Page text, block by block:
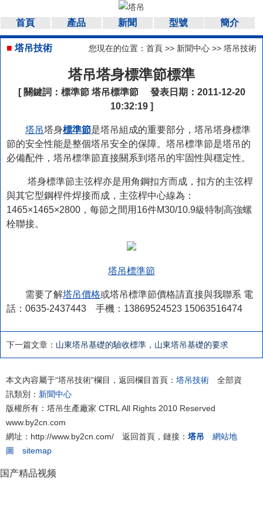
首頁 產品 新聞 型號 簡介
■ 塔吊技術 您現在的位置： 首頁 >> 新聞中心 >> 塔吊技術
塔吊塔身標準節標準
[ 關鍵詞： 標準節 塔吊標準節發表日期：2011-12-20
10:32:19 ]
塔吊塔身標準節是塔吊組成的重要部分，塔吊塔身標準
節的安全性能是整個塔吊安全的保障。塔吊標準節是塔吊的
必備配件，塔吊標準節直接關系到塔吊的牢固性與穩定性。
塔身標準節主弦桿亦是用角鋼扣方而成，扣方的主弦桿
與其它型鋼桿件焊接而成，主弦桿中心線為：
1465×1465×2800，每節之間用16件M30/10.9級特制高強螺
栓聯接。
塔吊標準節
需要了解塔吊價格或塔吊標準節價格請直接與我聯系 電
話：0635-2437443 手機：13869524523 15063516474
下一篇文章： 山東塔吊基礎的驗收標準，山東塔吊基礎的要求
本文內容屬于“塔吊技術”欄目，返回欄目首頁： 塔吊技術 全部資
訊類別： 新聞中心
版權所有：塔吊生產廠家 CTRL All Rights 2010 Reserved
www.by2cn.com
網址：http://www.by2cn.com/ 返回首頁，鏈接： 塔吊
網站地
圖
sitemap
国产精品视频